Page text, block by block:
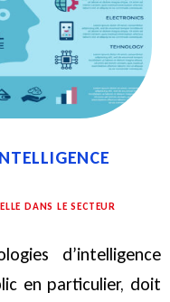
DANS LE SECTEUR
d’intelligence
en particulier, doit